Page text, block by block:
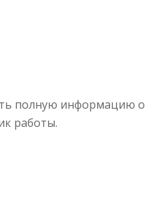
полную информацию
работы.